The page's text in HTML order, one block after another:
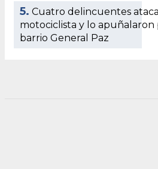
5. Cuatro delincuentes
motociclista y lo apuñalaron
barrio General Paz